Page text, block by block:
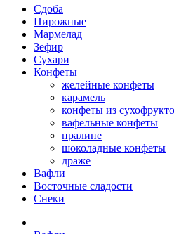
Сдоба
Пирожные
Мармелад
Зефир
Сухари
Конфеты
желейные конфеты
карамель
конфеты из
вафельные конфеты
пралине
шоколадные конфеты
драже
Вафли
Восточные сладости
Снеки